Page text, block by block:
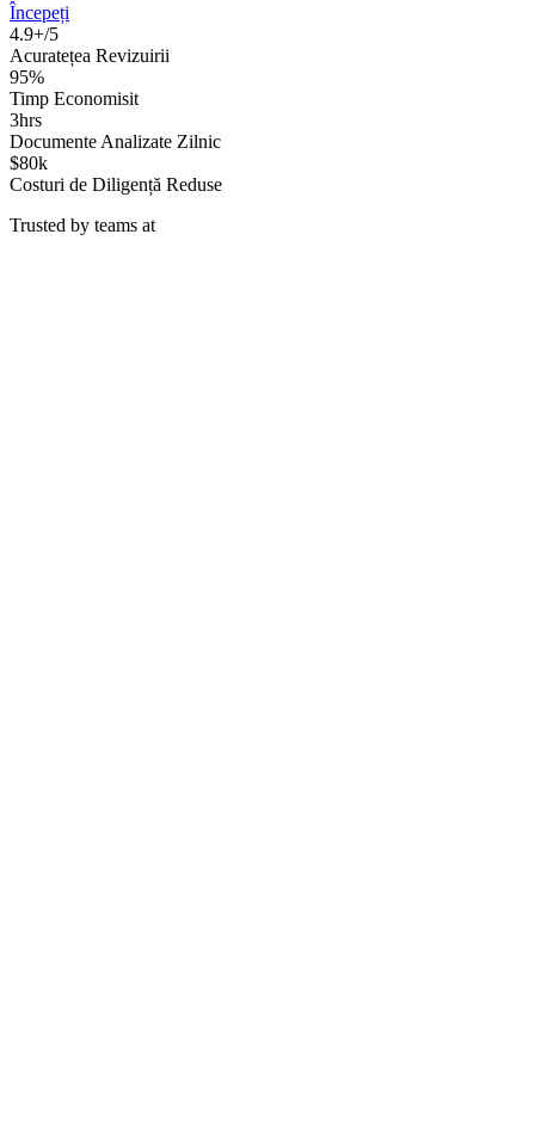
Începeți
4.9+/5
Acuratețea Revizuirii
95%
Timp Economisit
3hrs
Documente Analizate Zilnic
$80k
Costuri de Diligență Reduse
Trusted by teams at